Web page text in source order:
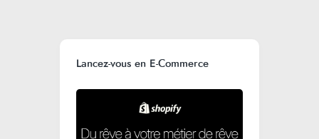
Lancez-vous en E-Commerce